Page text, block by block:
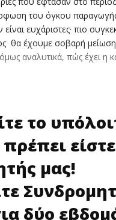
του όγκου
ευχάριστες· πιο
θα έχουμε σοβαρή μείωση
αναλυτικά, πώς έχει η
το
είστε
μας!
δύο